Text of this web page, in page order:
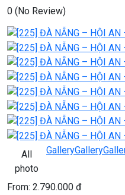
0 (No Review)
All
photo
GalleryGallery
From: 2.790.000 đ